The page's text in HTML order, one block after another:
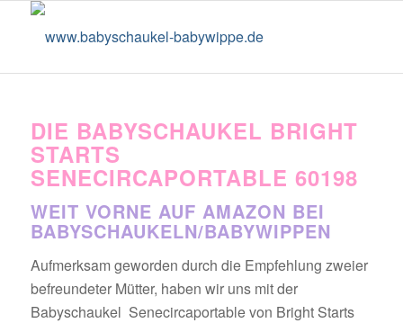
DIE BABYSCHAUKEL BRIGHT
STARTS
SENECIRCAPORTABLE 60198
WEIT VORNE AUF AMAZON BEI
BABYSCHAUKELN/BABYWIPPEN
Aufmerksam geworden durch die Empfehlung zweier
befreundeter Mütter, haben wir uns mit der
Babyschaukel Senecircaportable von Bright Starts